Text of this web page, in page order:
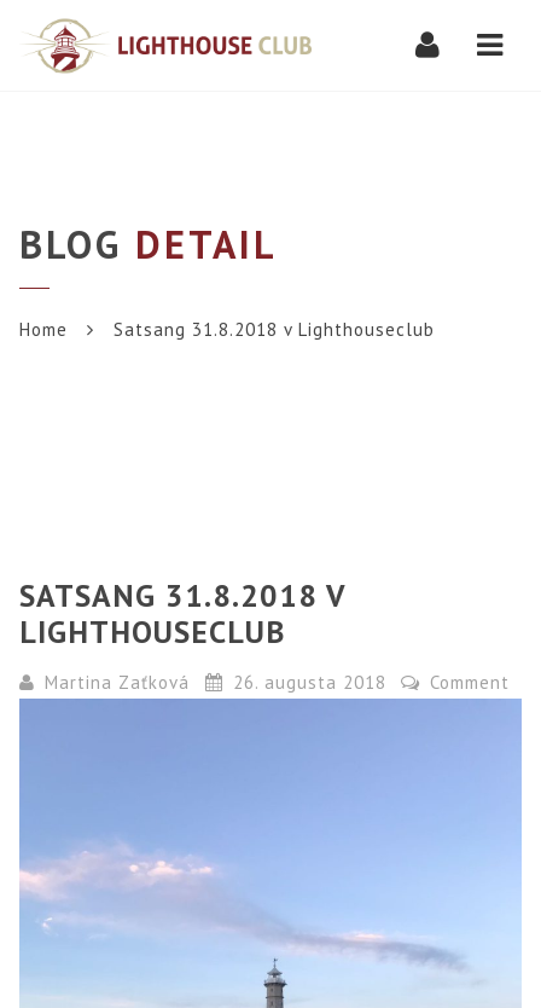
BLOG DETAIL
Home Satsang 31.8.2018 v Lighthouseclub
SATSANG 31.8.2018 V
LIGHTHOUSECLUB
Martina Zaťková 26. augusta 2018 Comment